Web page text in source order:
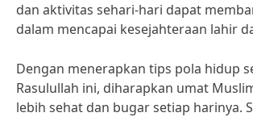
dan aktivitas sehari-hari dapat
dalam mencapai kesejahteraan lahir
Dengan menerapkan tips pola hidup
Rasulullah ini, diharapkan umat
lebih sehat dan bugar setiap harinya.